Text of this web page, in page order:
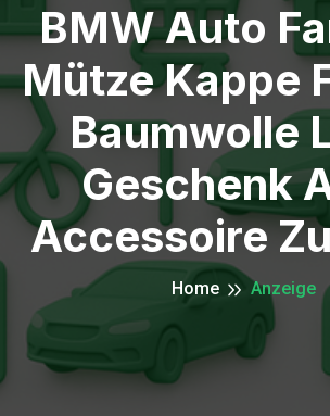
BMW Auto
Mütze Kappe
Baumwolle
Geschenk
Accessoire
Home Anzeige